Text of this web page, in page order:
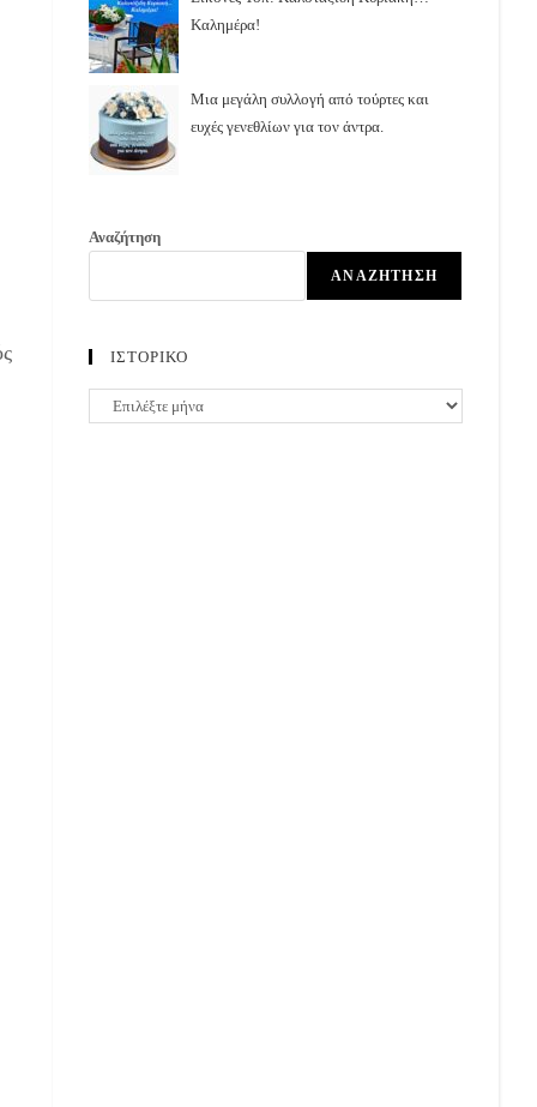
Καλημέρα!
Μια μεγάλη συλλογή από τούρτες και
ευχές γενεθλίων για τον άντρα.
Αναζήτηση
ΑΝΑΖΉΤΗΣΗ
ΙΣΤΟΡΙΚΟ
ΙΣΤΟΡΙΚΟ